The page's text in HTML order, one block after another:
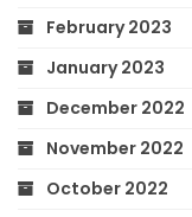
February 2023
January 2023
December 2022
November 2022
October 2022